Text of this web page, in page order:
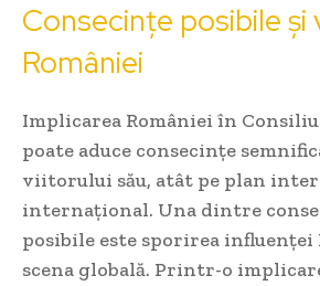
Consecințe posibile și
României
Implicarea României în
poate aduce consecințe
viitorului său, atât pe plan
internațional. Una dintre
posibile este sporirea influenței
scena globală. Printr-o